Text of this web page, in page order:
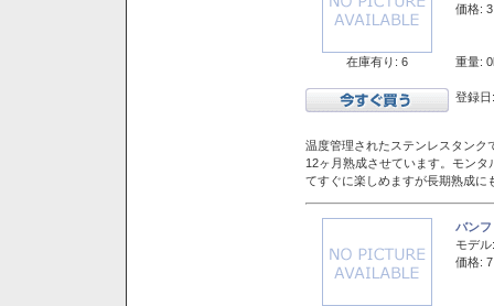
在庫有り: 6
価格:
重量:
登録
温度管理されたステンレスタンク
12ヶ月熟成させています。モン
てすぐに楽しめますが長期熟成に
バン
モデル:
価格: